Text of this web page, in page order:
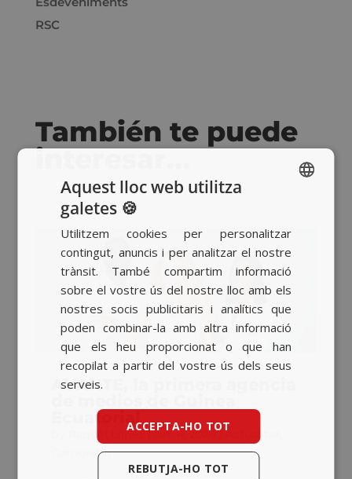
RSC
También te puede
interesar…
AVANTE, la primera agencia
Ecuatorial
Raquel López|set. 4, 2024|Actualitat
Corporatiu
BASQUE
ENGLISH
Aquest lloc web utilitza
galetes 🍪
Utilitzem cookies per personalitzar
contingut, anuncis i per analitzar el nostre
trànsit. També compartim informació
sobre el vostre ús del nostre lloc amb els
nostres socis publicitaris i analítics que
poden combinar-la amb altra informació
que els heu proporcionat o que han
recopilat a partir del vostre ús dels seus
serveis.
ACCEPTA-HO TOT
REBUTJA-HO TOT